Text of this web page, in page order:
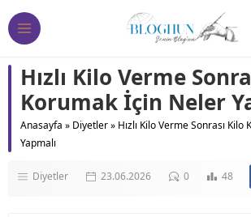
Hızlı Kilo Verme
Korumak İçin Neler
Anasayfa » Diyetler» Hızlı Kilo Verme Sonrası
Yapmalı
Diyetler 23.06.2026 0 48